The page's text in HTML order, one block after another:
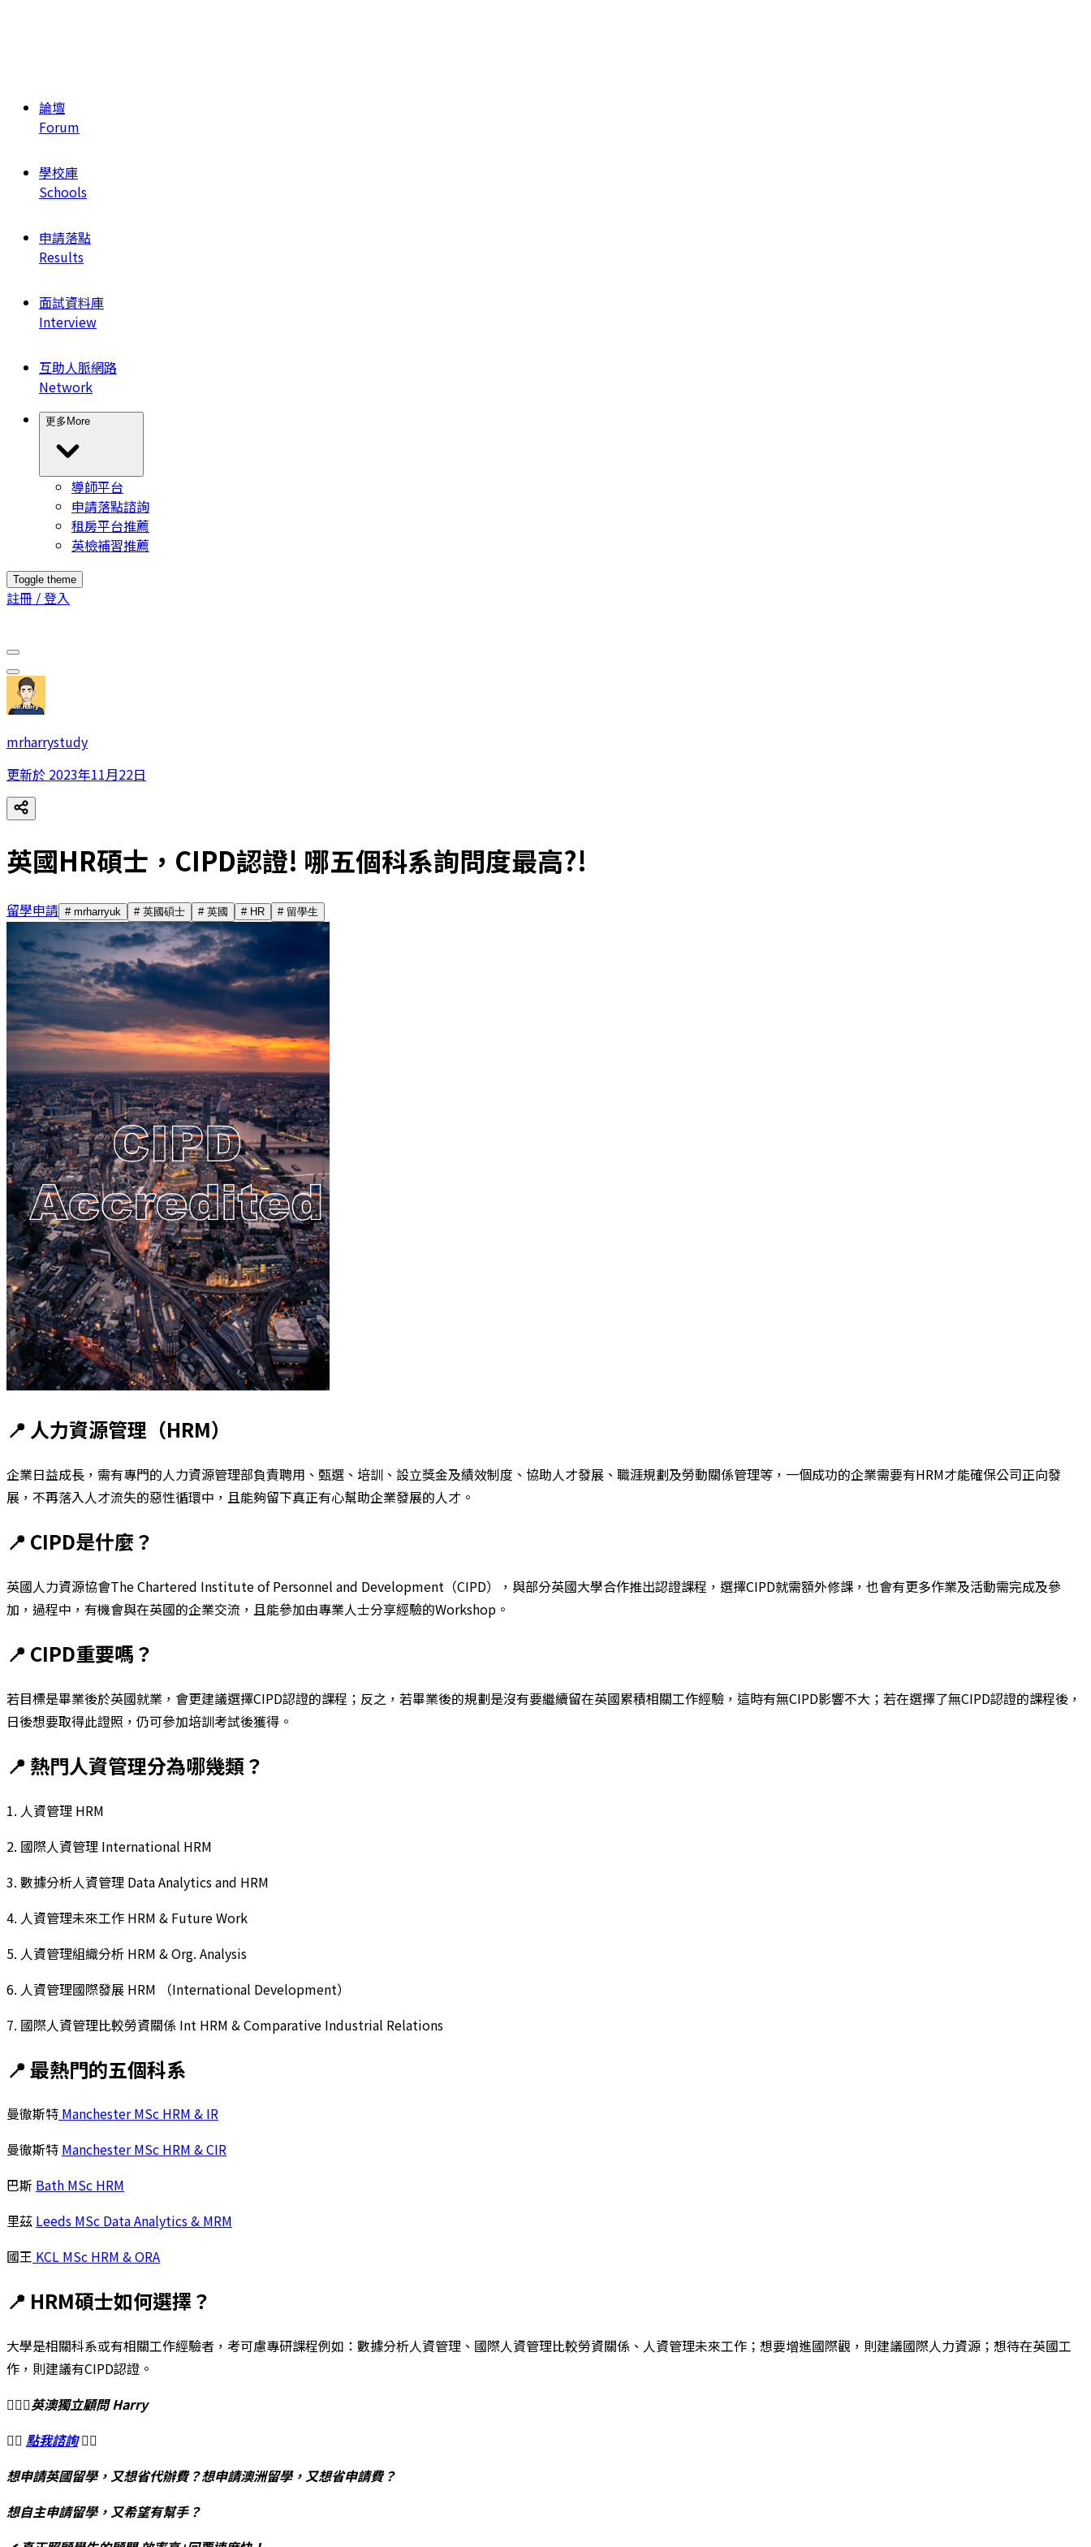
論壇
Forum
學校庫
Schools
申請落點
Results
面試資料庫
Interview
互助人脈網路
Network
更多 More
導師平台
申請落點諮詢
租房平台推薦
英檢補習推薦
Toggle theme
註冊 / 登入
mrharrystudy
更新於 2023年11月22日
英國HR碩士，CIPD認證! 哪五個科系詢問度最高?!
留學申請 # mrharryuk # 英國碩士 # 英國 # HR # 留學生
📍 人力資源管理（HRM）
企業日益成長，需有專門的人力資源管理部負責聘用、甄選、培訓、設立獎金及績效制度、協助人才發展、職涯規劃及勞動關係管理等，一個成功的企業需要有HRM才能確保公司正向發
展，不再落入人才流失的惡性循環中，且能夠留下真正有心幫助企業發展的人才。
📍 CIPD是什麼？
英國人力資源協會The Chartered Institute of Personnel and Development（CIPD），與部分英國大學合作推出認證課程，選擇CIPD就需額外修課，也會有更多作業及活動需完成及參
加，過程中，有機會與在英國的企業交流，且能參加由專業人士分享經驗的Workshop。
📍 CIPD重要嗎？
若目標是畢業後於英國就業，會更建議選擇CIPD認證的課程；反之，若畢業後的規劃是沒有要繼續留在英國累積相關工作經驗，這時有無CIPD影響不大；若在選擇了無CIPD認證的課程後，
日後想要取得此證照，仍可參加培訓考試後獲得。
📍 熱門人資管理分為哪幾類？
1. 人資管理 HRM
2. 國際人資管理 International HRM
3. 數據分析人資管理 Data Analytics and HRM
4. 人資管理未來工作 HRM & Future Work
5. 人資管理組織分析 HRM & Org. Analysis
6. 人資管理國際發展 HRM （International Development）
7. 國際人資管理比較勞資關係 Int HRM & Comparative Industrial Relations
📍 最熱門的五個科系
曼徹斯特 Manchester MSc HRM & IR
曼徹斯特 Manchester MSc HRM & CIR
巴斯 Bath MSc HRM
里茲 Leeds MSc Data Analytics & MRM
國王 KCL MSc HRM & ORA
📍 HRM碩士如何選擇？
大學是相關科系或有相關工作經驗者，考可慮專研課程例如：數據分析人資管理、國際人資管理比較勞資關係、人資管理未來工作；想要增進國際觀，則建議國際人力資源；想待在英國工
作，則建議有CIPD認證。
🙋🏻‍♂️英澳獨立顧問 Harry
👉🏻 點我諮詢👈🏻
想申請英國留學，又想省代辦費？想申請澳洲留學，又想省申請費？
想自主申請留學，又希望有幫手？